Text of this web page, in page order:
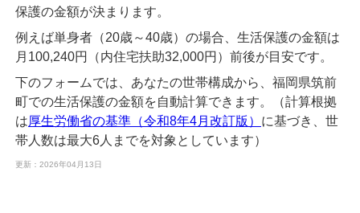
保護の金額が決まります。
例えば単身者（20歳～40歳）の場合、生活保護の金額は
月100,240円（内住宅扶助32,000円）前後が目安です。
下のフォームでは、あなたの世帯構成から、福岡県筑前
町での生活保護の金額を自動計算できます。（計算根拠
は厚生労働省の基準（令和8年4月改訂版） に基づき、世
帯人数は最大6人までを対象としています）
更新：2026年04月13日